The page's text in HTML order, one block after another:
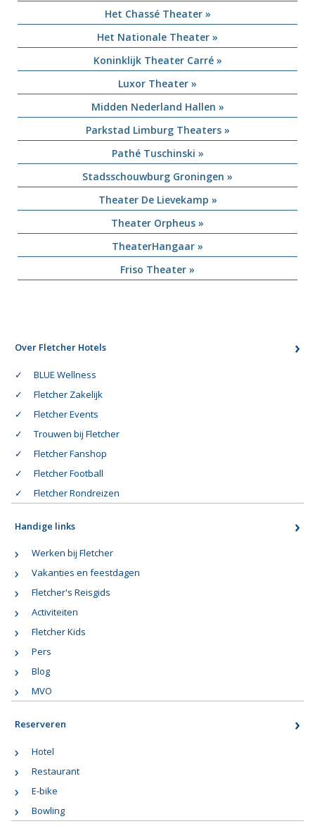
Het Chassé Theater »
Het Nationale Theater »
Koninklijk Theater Carré »
Luxor Theater »
Midden Nederland Hallen »
Parkstad Limburg Theaters »
Pathé Tuschinski »
Stadsschouwburg Groningen »
Theater De Lievekamp »
Theater Orpheus »
TheaterHangaar »
Friso Theater »
Over Fletcher Hotels
BLUE Wellness
Fletcher Zakelijk
Fletcher Events
Trouwen bij Fletcher
Fletcher Fanshop
Fletcher Football
Fletcher Rondreizen
Handige links
Werken bij Fletcher
Vakanties en feestdagen
Fletcher's Reisgids
Activiteiten
Fletcher Kids
Pers
Blog
MVO
Reserveren
Hotel
Restaurant
E-bike
Bowling